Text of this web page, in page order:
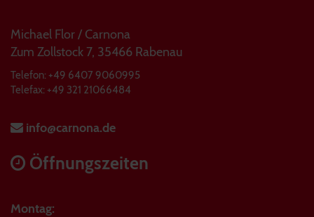
Michael Flor / Carnona
Zum Zollstock 7, 35466 Rabenau
Telefon: +49 6407 9060995
Telefax: +49 321 21066484
info@carnona.de
Öffnungszeiten
Montag: